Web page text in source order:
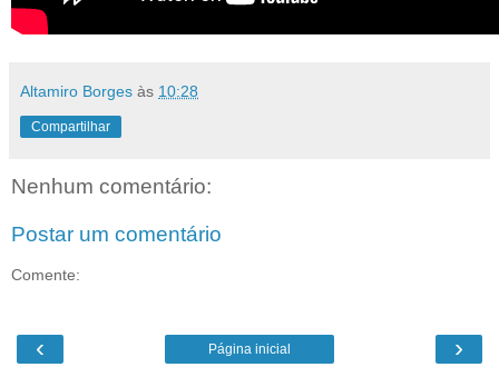
Altamiro Borges às 10:28
Compartilhar
Nenhum comentário:
Postar um comentário
Comente:
‹ ›
Página inicial